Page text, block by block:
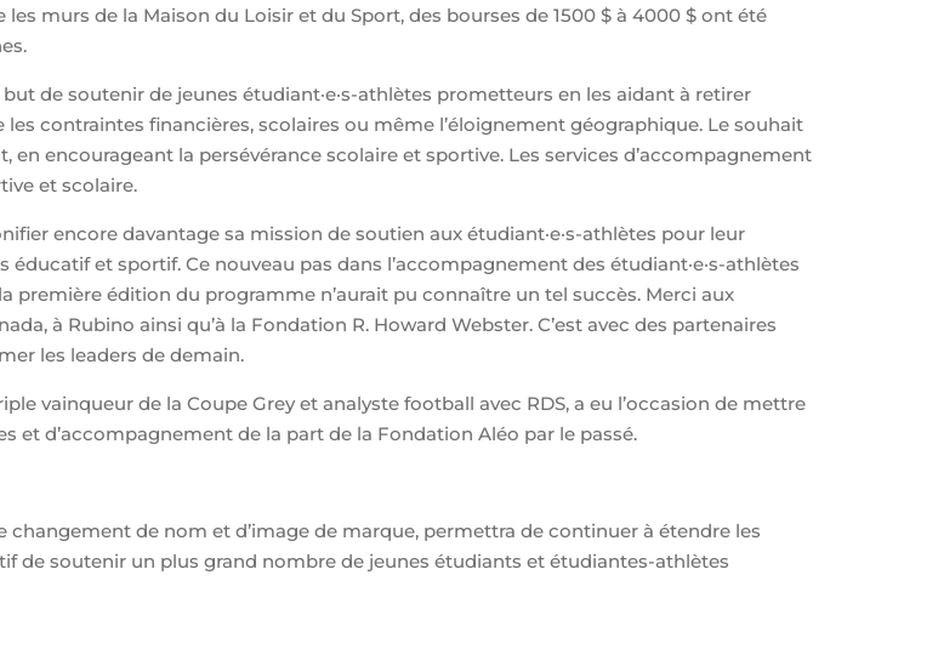
murs de la Maison du Loisir et du Sport, des bourses de 1500 $ à 4000 $ ont été
de soutenir de jeunes étudiant·e·s-athlètes prometteurs en les aidant à retirer
les contraintes financières, scolaires ou même l’éloignement géographique. Le souhait
encourageant la persévérance scolaire et sportive. Les services d’accompagnement
et scolaire.
encore davantage sa mission de soutien aux étudiant·e·s-athlètes pour leur
éducatif et sportif. Ce nouveau pas dans l’accompagnement des étudiant·e·s-athlètes
première édition du programme n’aurait pu connaître un tel succès. Merci aux
à Rubino ainsi qu’à la Fondation R. Howard Webster. C’est avec des partenaires
les leaders de demain.
vainqueur de la Coupe Grey et analyste football avec RDS, a eu l’occasion de mettre
et d’accompagnement de la part de la Fondation Aléo par le passé.
de nom et d’image de marque, permettra de continuer à étendre les
de soutenir un plus grand nombre de jeunes étudiants et étudiantes-athlètes